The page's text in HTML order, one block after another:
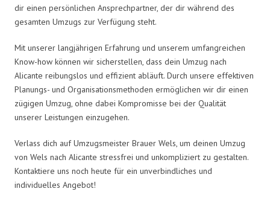
dir einen persönlichen Ansprechpartner, der dir während des
gesamten Umzugs zur Verfügung steht.
Mit unserer langjährigen Erfahrung und unserem umfangreichen
Know-how können wir sicherstellen, dass dein Umzug nach
Alicante reibungslos und effizient abläuft. Durch unsere effektiven
Planungs- und Organisationsmethoden ermöglichen wir dir einen
zügigen Umzug, ohne dabei Kompromisse bei der Qualität
unserer Leistungen einzugehen.
Verlass dich auf Umzugsmeister Brauer Wels, um deinen Umzug
von Wels nach Alicante stressfrei und unkompliziert zu gestalten.
Kontaktiere uns noch heute für ein unverbindliches und
individuelles Angebot!